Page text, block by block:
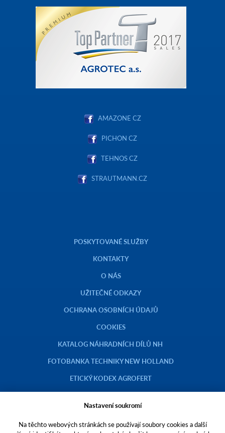
AMAZONE CZ
PICHON CZ
TEHNOS CZ
STRAUTMANN.CZ
POSKYTOVANÉ SLUŽBY
KONTAKTY
O NÁS
UŽITEČNÉ ODKAZY
OCHRANA OSOBNÍCH ÚDAJŮ
COOKIES
KATALOG NÁHRADNÍCH DÍLŮ NH
FOTOBANKA TECHNIKY NEW HOLLAND
ETICKÝ KODEX AGROFERT
Copyright © 2023 AGROTEC a.s.
Nastavení soukromí
Na těchto webových stránkách se používají soubory cookies a další